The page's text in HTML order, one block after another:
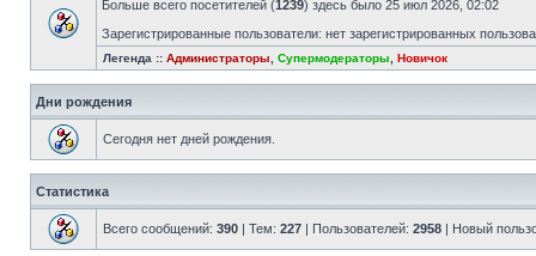
Больше всего посетителей (1239) здесь было 25 июл 2026, 02:02
Зарегистрированные пользователи: нет зарегистрированных
Легенда :: Администраторы Супермодераторы Новичок
Дни рождения
Сегодня нет дней рождения.
Статистика
Всего сообщений: 390 | Тем: 227 | Пользователей: 2958 | Новый